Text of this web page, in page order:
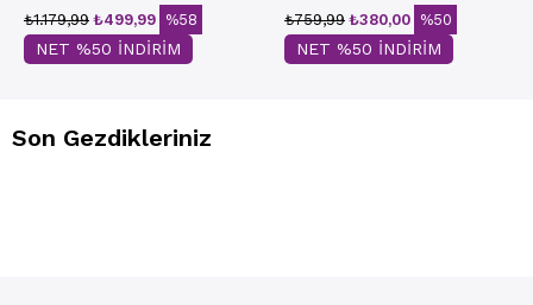
₺499,99
₺1.179,99 %58
NET %50 İNDİRİM
₺380,00
₺759,99 %50
NET %50 İNDİRİM
Son Gezdikleriniz